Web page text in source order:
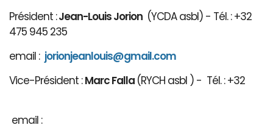
Président :Jean-Louis Jorion (YCDA asbl) - Tél. : +32
475 945 235
email : jorionjeanlouis@gmail.com
Vice-Président :Marc Falla (RYCH asbl ) - Tél. : +32
email :